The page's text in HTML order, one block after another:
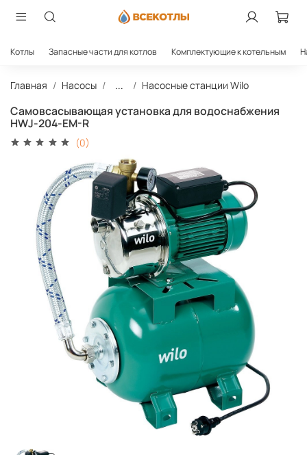
Котлы Запасные части для котлов Комплектующие к котельным
Главная Насосы ... Насосные станции Wilo
Самовсасывающая установка для водоснабжения
HWJ-204-EM-R
(0)